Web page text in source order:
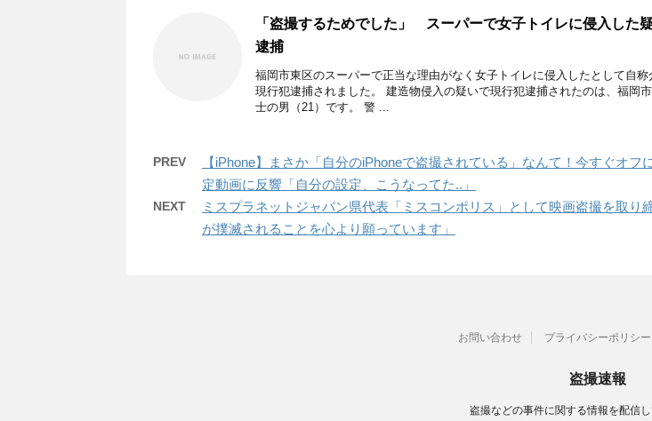
「盗撮するためでした」 スーパーで女子トイレに侵入した
逮捕
福岡市東区のスーパーで正当な理由がなく女子トイレに侵入したとして自
現行犯逮捕されました。 建造物侵入の疑いで現行犯逮捕されたのは、福岡
士の男（21）です。 警 ...
PREV
【iPhone】まさか「自分のiPhoneで盗撮されている」なんて！今すぐオフ
定動画に反響「自分の設定、こうなってた..」
NEXT
ミスプラネットジャパン県代表「ミスコンポリス」として映画盗撮を取り
が撲滅されることを心より願っています」
お問い合わせ プライバシーポリシー
盗撮速報
盗撮などの事件に関する情報を配信し